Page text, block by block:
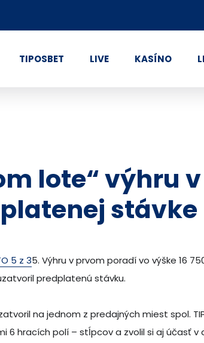
TIPOSBET LIVE KASÍNO
lote“ výhru
stávke
5 z 35. Výhru v prvom poradí vo výške 16
predplatenú stávku.
na jednom z predajných miest spol.
6 hracích polí – stĺpcov a zvolil si aj účasť v